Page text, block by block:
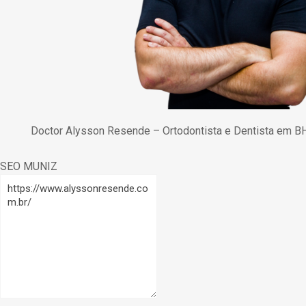
Doctor Alysson Resende – Ortodontista e Dentista em
SEO MUNIZ